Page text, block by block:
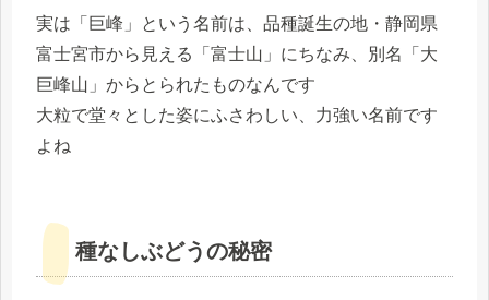
実は「巨峰」という名前は、品種誕生の地・静岡県
富士宮市から見える「富士山」にちなみ、別名「大
巨峰山」からとられたものなんです
大粒で堂々とした姿にふさわしい、力強い名前です
よね
種なしぶどうの秘密